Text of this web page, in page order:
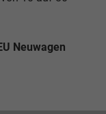
Neuwagen